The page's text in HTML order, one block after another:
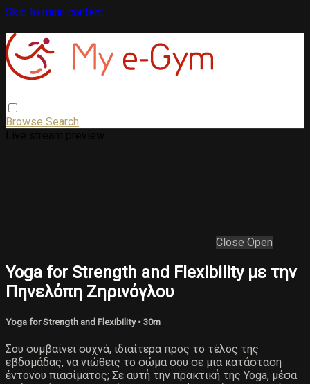
Skip to main content
Browse Search
Close Open
Yoga for Strength and Flexibility με την
Πηνελόπη Ζηρινόγλου
Yoga for Strength and Flexibility • 30m
Σου συμβαίνει συχνά, ιδιαίτερα προς το τέλος της
εβδομάδας, να νιώθεις το σώμα σου σε μια κατάσταση
έντονου πιασίματος; Σε αυτή την πρακτική της Yoga, μέσα